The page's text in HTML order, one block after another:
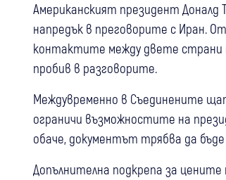
Американският президент
напредък в преговорите с Иран.
контактите между двете страни
пробив в разговорите.
Междувременно в Съединените
ограничи възможностите на
обаче, документът трябва да
Допълнителна подкрепа за